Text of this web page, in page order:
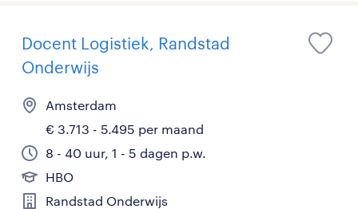
Docent Logistiek, Randstad
Onderwijs
Amsterdam
€ 3.713 - 5.495 per maand
8 - 40 uur, 1 - 5 dagen p.w.
HBO
Randstad Onderwijs